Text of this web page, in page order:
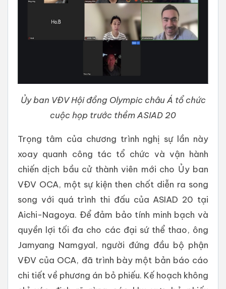
Ủy ban VĐV Hội đồng Olympic châu Á tổ chức
cuộc họp trước thềm ASIAD 20
Trọng tâm của chương trình nghị sự lần này
xoay quanh công tác tổ chức và vận hành
chiến dịch bầu cử thành viên mới cho Ủy ban
VĐV OCA, một sự kiện then chốt diễn ra song
song với quá trình thi đấu của ASIAD 20 tại
Aichi-Nagoya. Để đảm bảo tính minh bạch và
quyền lợi tối đa cho các đại sứ thể thao, ông
Jamyang Namgyal, người đứng đầu bộ phận
VĐV của OCA, đã trình bày một bản báo cáo
chi tiết về phương án bỏ phiếu. Kế hoạch không